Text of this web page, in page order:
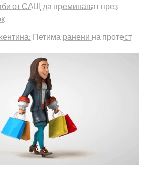
от САЩ да преминават през
Петима ранени на протест